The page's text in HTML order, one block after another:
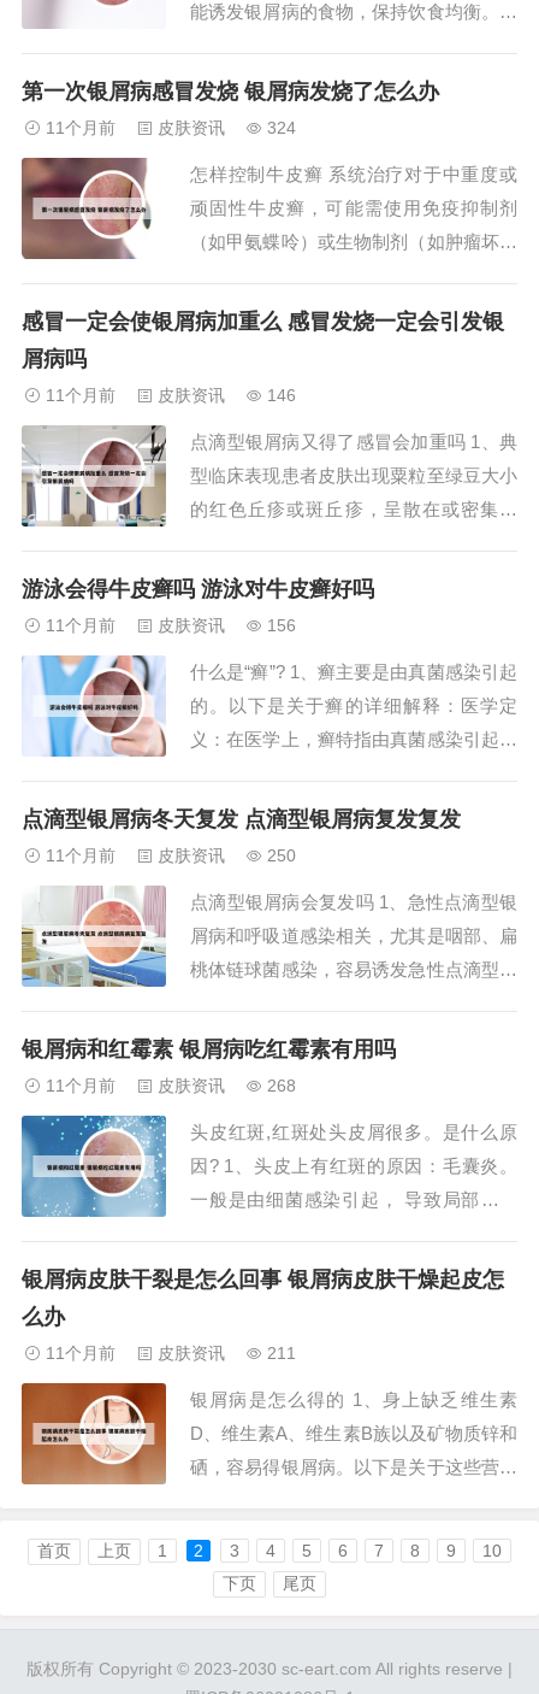
能诱发银屑病的食物，保持饮食均衡。注
定期复查：即使停药后，也应定期到医院
银屑病后停药可能会复发，但复发情况通
常不会...
第一次银屑病感冒发烧 银屑病发烧了怎么办
11个月前 皮肤资讯 324
怎样控制牛皮癣 系统治疗对于中重度或
顽固性牛皮癣，可能需使用免疫抑制剂
（如甲氨蝶呤）或生物制剂（如肿瘤坏死
药物通过调节免疫系统控制病情，但需定
需综合多种方法，具体如下： 药物治疗
需...
感冒一定会使银屑病加重么 感冒发烧一定会引发银
屑病吗
11个月前 皮肤资讯 146
点滴型银屑病又得了感冒会加重吗 1、典
型临床表现患者皮肤出现粟粒至绿豆大小
的红色丘疹或斑丘疹，呈散在或密集的
屑。皮损可局限于躯干、四肢等部位，严
屑病是一种慢性炎症性皮肤病，其发病与
多种诱因密切相...
游泳会得牛皮癣吗 游泳对牛皮癣好吗
11个月前 皮肤资讯 156
什么是“癣”? 1、癣主要是由真菌感染引起
的。以下是关于癣的详细解释：医学定
义：在医学上，癣特指由真菌感染引起的
指甲，被称为浅部真菌病。皮肤感染：当
等。其中，足癣的发病率非常高。2、癣
是由霉菌引...
点滴型银屑病冬天复发 点滴型银屑病复发复发
11个月前 皮肤资讯 250
点滴型银屑病会复发吗 1、急性点滴型银
屑病和呼吸道感染相关，尤其是咽部、扁
桃体链球菌感染，容易诱发急性点滴型银
性点滴型银屑病的皮损有逐渐好转的趋
反反复复发作。2、如果咽部的感染控制
不好，急性点...
银屑病和红霉素 银屑病吃红霉素有用吗
11个月前 皮肤资讯 268
头皮红斑,红斑处头皮屑很多。是什么原
因? 1、头皮上有红斑的原因：毛囊炎。
一般是由细菌感染引起， 导致局部长红
溢性皮炎。2、毛囊发炎：头顶出现红斑
造成很大的影响，导致皮肤上面长出红斑
点，会影响...
银屑病皮肤干裂是怎么回事 银屑病皮肤干燥起皮怎
么办
11个月前 皮肤资讯 211
银屑病是怎么得的 1、身上缺乏维生素
D、维生素A、维生素B族以及矿物质锌和
硒，容易得银屑病。以下是关于这些营养
维生素D 作用：维生素D在钙吸收、骨骼
健康以及免疫系统调节和皮肤细胞生长分
化方面发挥着关键作用。缺乏影响：银屑
能与皮肤...
首页 上页 1 2 3 4 5 6 7 8 9
10
下页
尾页
版权所有 Copyright © 2023-2030 sc-eart.com All rights reserve |